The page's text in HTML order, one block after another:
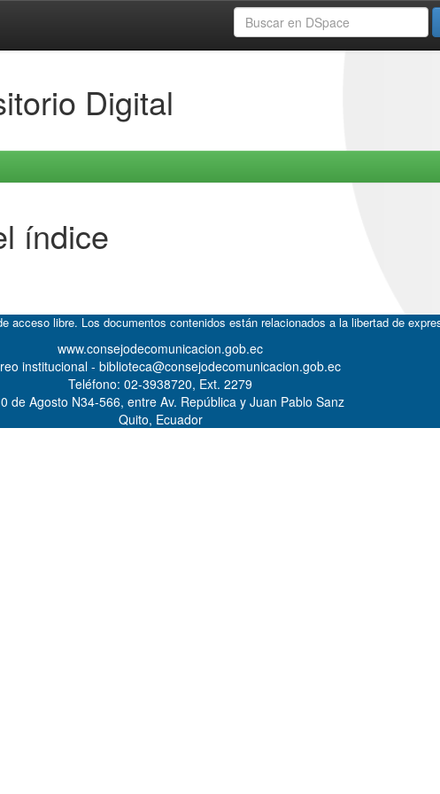
Digital
índice
libre. Los documentos contenidos están relacionados a la libertad de
www.consejodecomunicacion.gob.ec
institucional - biblioteca@consejodecomunicacion.gob.ec
Teléfono: 02-3938720, Ext. 2279
de Agosto N34-566, entre Av. República y Juan Pablo Sanz
Quito, Ecuador